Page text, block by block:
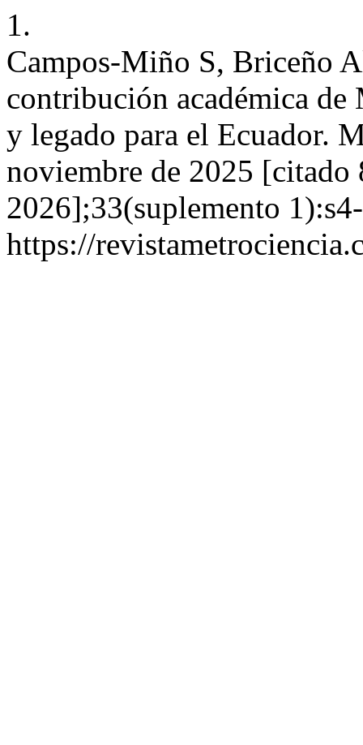
1.
Campos-Miño S, Briceño
contribución académica
y legado para el Ecuador.
noviembre de 2025 [citado
2026];33(suplemento
https://